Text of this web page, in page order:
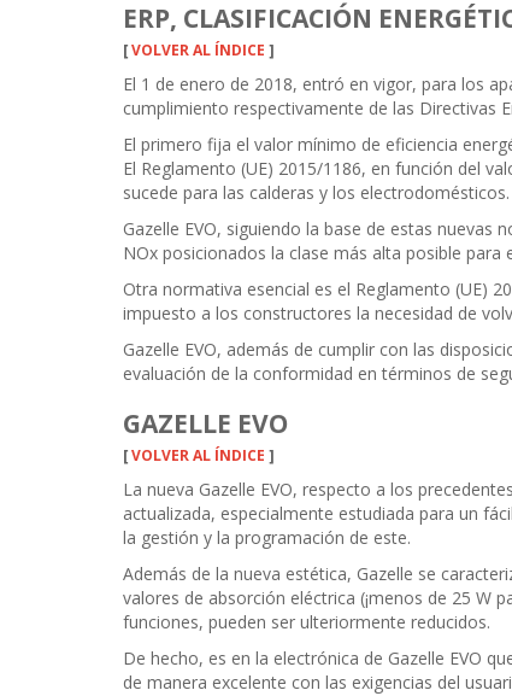
ERP, CLASIFICACIÓN
[VOLVER AL ÍNDICE ]
El 1 de enero de 2018, entró en vigor, para los
cumplimiento respectivamente de las Directivas
El primero fija el valor mínimo de eficiencia
El Reglamento (UE) 2015/1186, en función del
sucede para las calderas y los electrodomésticos.
Gazelle EVO, siguiendo la base de estas nuevas
NOx posicionados la clase más alta posible para
Otra normativa esencial es el Reglamento (UE)
impuesto a los constructores la necesidad de
Gazelle EVO, además de cumplir con las
evaluación de la conformidad en términos de
GAZELLE EVO
[VOLVER AL ÍNDICE ]
La nueva Gazelle EVO, respecto a los
actualizada, especialmente estudiada para un
la gestión y la programación de este.
Además de la nueva estética, Gazelle se
valores de absorción eléctrica (¡menos de 25 W
funciones, pueden ser ulteriormente reducidos.
De hecho, es en la electrónica de Gazelle EVO
de manera excelente con las exigencias del